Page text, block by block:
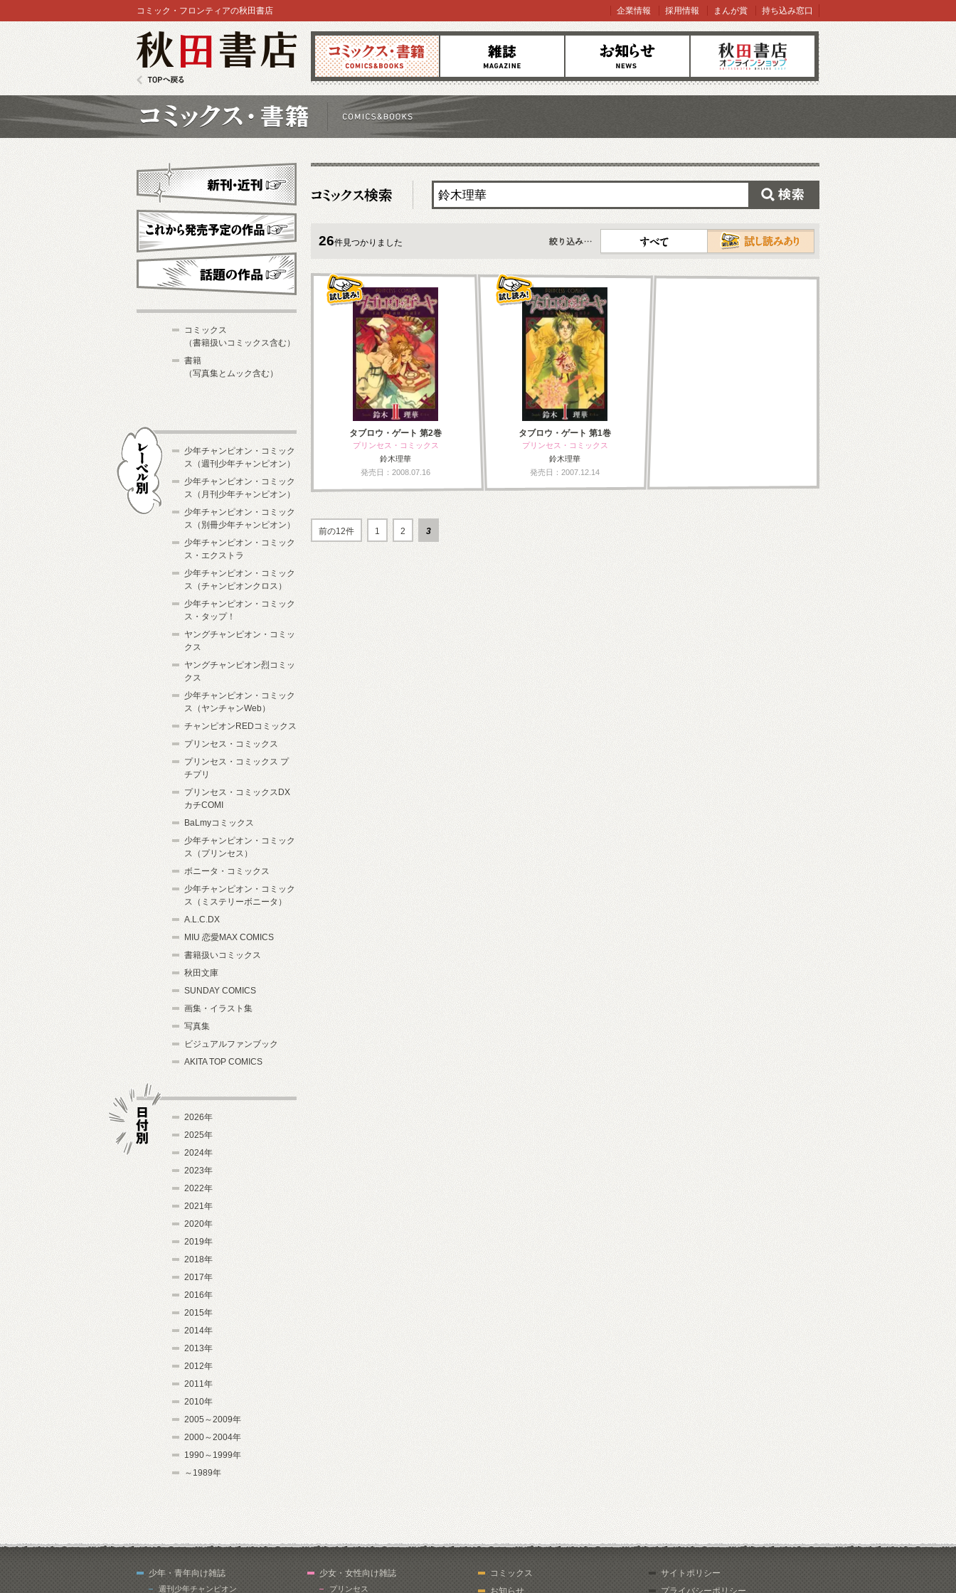
コミックス 雑誌 お知らせ オンラインショップ
コミック・フロンティアの秋田書店 企業情報 採用情報 まんが賞 持ち込み窓口
26件見つかりました
すべて
タブロウ・ゲート 第2巻
プリンセス・コミックス
鈴木理華
発売日：2008.07.16
タブロウ・ゲート 第1巻
プリンセス・コミックス
鈴木理華
発売日：2007.12.14
前の12件 1 2 3
新刊・近刊
これから発売予定
コミックス
（書籍扱いコミックス含む）
書籍
（写真集とムック含む）
少年チャンピオン・コミック
ス（週刊少年チャンピオン）
少年チャンピオン・コミック
ス（月刊少年チャンピオン）
少年チャンピオン・コミック
ス（別冊少年チャンピオン）
少年チャンピオン・コミック
ス・エクストラ
少年チャンピオン・コミック
ス（チャンピオンクロス）
少年チャンピオン・コミック
ス・タップ！
ヤングチャンピオン・コミッ
クス
ヤングチャンピオン烈コミッ
クス
少年チャンピオン・コミック
ス（ヤンチャンWeb）
チャンピオンREDコミックス
プリンセス・コミックス
プリンセス・コミックス プ
チプリ
プリンセス・コミックスDX
カチCOMI
BaLmyコミックス
少年チャンピオン・コミック
ス（プリンセス）
ボニータ・コミックス
少年チャンピオン・コミック
ス（ミステリーボニータ）
A.L.C.DX
MIU 恋愛MAX COMICS
書籍扱いコミックス
秋田文庫
SUNDAY COMICS
画集・イラスト集
写真集
ビジュアルファンブック
AKITA TOP COMICS
2026年
2025年
2024年
2023年
2022年
2021年
2020年
2019年
2018年
2017年
2016年
2015年
2014年
2013年
2012年
2011年
2010年
2005～2009年
2000～2004年
1990～1999年
～1989年
少年・青年向け雑誌
週刊少年チャンピオン
少女・女性向け雑誌
プリンセス
コミックス
お知らせ
サイトポリシー
プライバシーポリシー